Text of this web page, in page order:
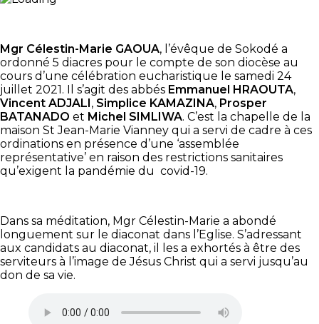
Mgr Célestin-Marie GAOUA, l’évêque de Sokodé a
ordonné 5 diacres pour le compte de son diocèse au
cours d’une célébration eucharistique le samedi 24
juillet 2021. Il s’agit des abbés Emmanuel HRAOUTA,
Vincent ADJALI, Simplice KAMAZINA, Prosper
BATANADO et Michel SIMLIWA. C’est la chapelle de la
maison St Jean-Marie Vianney qui a servi de cadre à ces
ordinations en présence d’une ‘assemblée
représentative’ en raison des restrictions sanitaires
qu’exigent la pandémie du covid-19.
Dans sa méditation, Mgr Célestin-Marie a abondé
longuement sur le diaconat dans l’Eglise. S’adressant
aux candidats au diaconat, il les a exhortés à être des
serviteurs à l’image de Jésus Christ qui a servi jusqu’au
don de sa vie.